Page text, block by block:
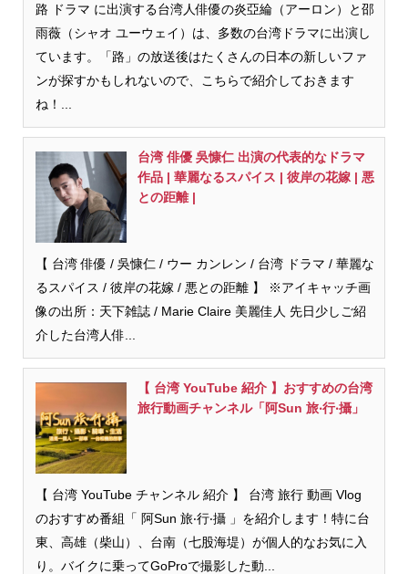
路 ドラマ に出演する台湾人俳優の炎亞綸（アーロン）と邵
雨薇（シャオ ユーウェイ）は、多数の台湾ドラマに出演し
ています。「路」の放送後はたくさんの日本の新しいファ
ンが探すかもしれないので、こちらで紹介しておきます
ね！...
台湾 俳優 吳慷仁 出演の代表的なドラマ
作品 | 華麗なるスパイス | 彼岸の花嫁 | 悪
との距離 |
【 台湾 俳優 / 吳慷仁 / ウー カンレン / 台湾 ドラマ / 華麗な
るスパイス / 彼岸の花嫁 / 悪との距離 】 ※アイキャッチ画
像の出所：天下雑誌 / Marie Claire 美麗佳人 先日少しご紹
介した台湾人俳...
【 台湾 YouTube 紹介 】おすすめの台湾
旅行動画チャンネル「阿Sun 旅‧行‧攝」
【 台湾 YouTube チャンネル 紹介 】 台湾 旅行 動画 Vlog
のおすすめ番組「 阿Sun 旅‧行‧攝 」を紹介します！特に台
東、高雄（柴山）、台南（七股海堤）が個人的なお気に入
り。バイクに乗ってGoProで撮影した動...